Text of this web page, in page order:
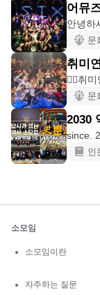
어뮤
안녕하세요
짓게문
취미
🧏‍♀️취미
극반문
2030
since. 2015 2.15 모임
관,
인
소모임
소모임이란
자주하는 질문